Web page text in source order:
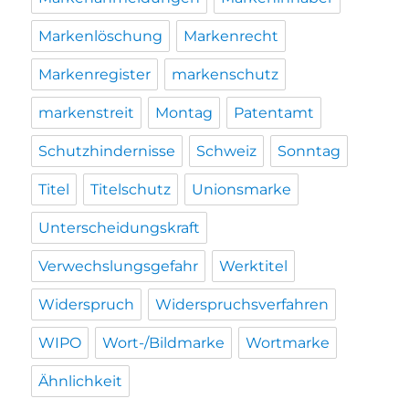
Markenlöschung Markenrecht
Markenregister markenschutz
markenstreit Montag Patentamt
Schutzhindernisse Schweiz Sonntag
Titel Titelschutz Unionsmarke
Unterscheidungskraft
Verwechslungsgefahr Werktitel
Widerspruch Widerspruchsverfahren
WIPO Wort-/Bildmarke Wortmarke
Ähnlichkeit